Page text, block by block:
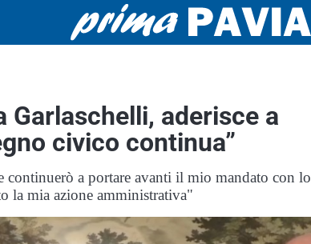
Garlaschelli, aderisce a
civico continua”
a portare avanti il mio mandato con lo
la mia azione amministrativa"